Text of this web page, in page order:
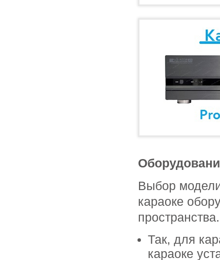
Выбор модел
караоке
пространства.
Так, для
караоке